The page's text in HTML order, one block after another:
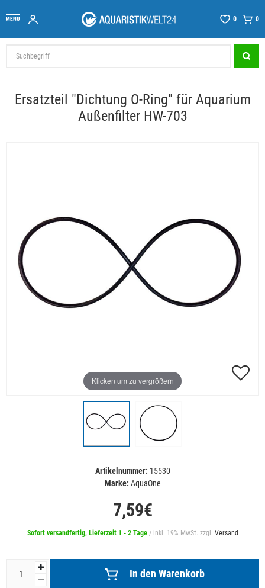
0 0
Ersatzteil "Dichtung O-Ring" für Aquarium
Außenfilter HW-703
Klicken um zu vergrößern
Artikelnummer: 15530
Marke: AquaOne
7,59€
Sofort versandfertig, Lieferzeit 1 - 2 Tage / inkl. 19% MwSt. zzgl. Versand
In den Warenkorb